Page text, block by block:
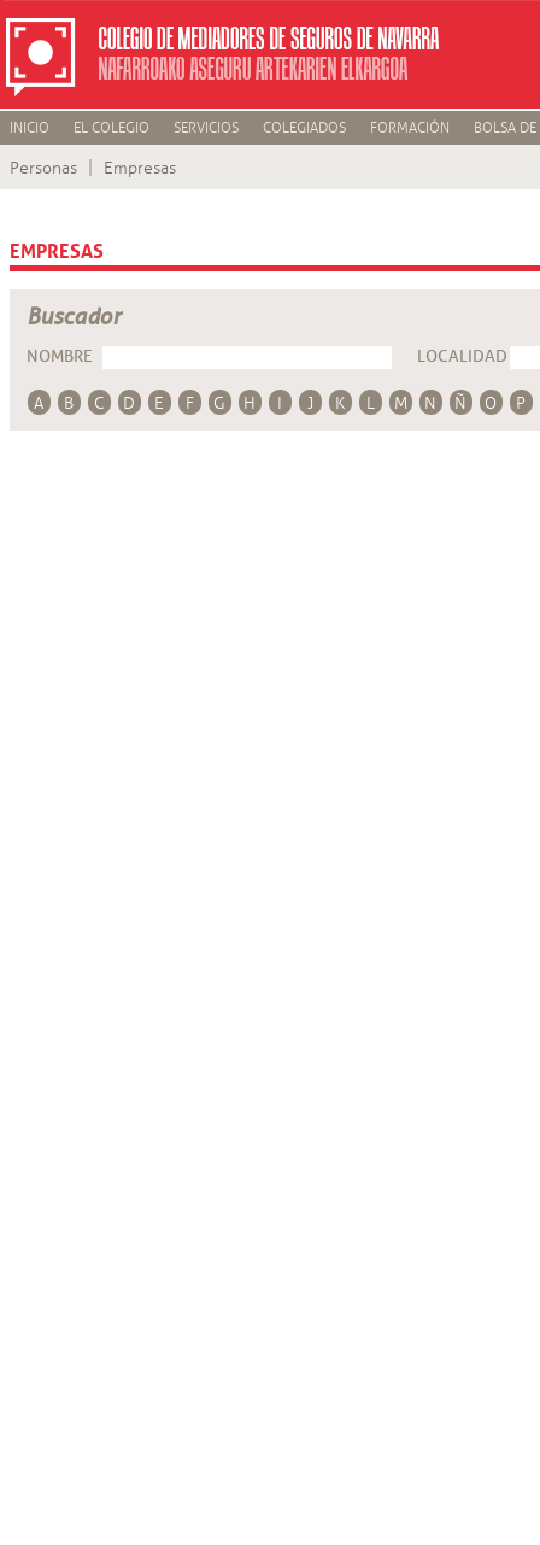
INICIO EL COLEGIO SERVICIOS COLEGIADOS FORMACIÓN BOLSA
Personas Empresas
EMPRESAS
Buscador
NOMBRE LOCALIDAD
A B C D E F G H I J K L M N Ñ O P